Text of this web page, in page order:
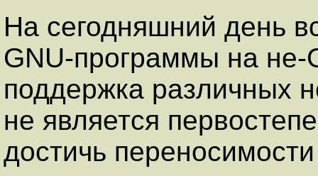
На сегодняшний день
GNU-программы на не-
поддержка различных
не является
достичь